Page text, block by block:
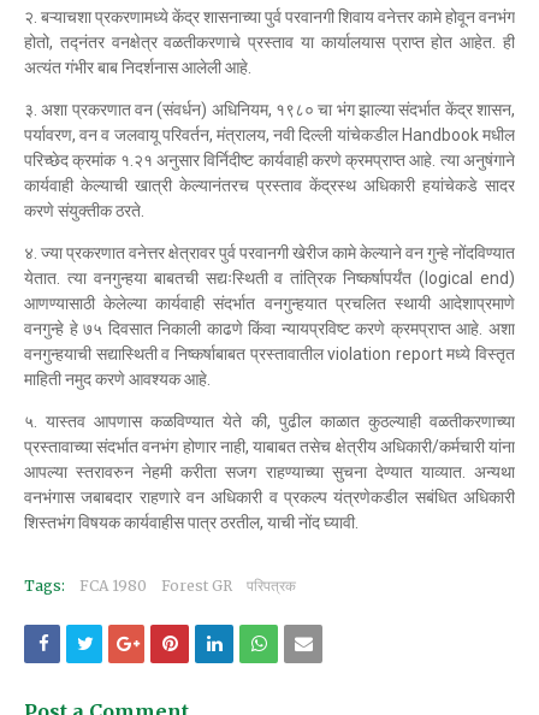
२. बऱ्याचशा प्रकरणामध्ये केंद्र शासनाच्या पुर्व परवानगी शिवाय वनेत्तर कामे होवून वनभंग
होतो, तद्नंतर वनक्षेत्र वळतीकरणाचे प्रस्ताव या कार्यालयास प्राप्त होत आहेत. ही
अत्यंत गंभीर बाब निदर्शनास आलेली आहे.
३. अशा प्रकरणात वन (संवर्धन) अधिनियम, १९८० चा भंग झाल्या संदर्भात केंद्र शासन,
पर्यावरण, वन व जलवायू परिवर्तन, मंत्रालय, नवी दिल्ली यांचेकडील Handbook मधील
परिच्छेद क्रमांक १.२१ अनुसार विर्निदीष्ट कार्यवाही करणे क्रमप्राप्त आहे. त्या अनुषंगाने
कार्यवाही केल्याची खात्री केल्यानंतरच प्रस्ताव केंद्रस्थ अधिकारी हयांचेकडे सादर
करणे संयुक्तीक ठरते.
४. ज्या प्रकरणात वनेत्तर क्षेत्रावर पुर्व परवानगी खेरीज कामे केल्याने वन गुन्हे नोंदविण्यात
येतात. त्या वनगुन्हया बाबतची सद्यःस्थिती व तांत्रिक निष्कर्षापर्यंत (logical end)
आणण्यासाठी केलेल्या कार्यवाही संदर्भात वनगुन्हयात प्रचलित स्थायी आदेशाप्रमाणे
वनगुन्हे हे ७५ दिवसात निकाली काढणे किंवा न्यायप्रविष्ट करणे क्रमप्राप्त आहे. अशा
वनगुन्हयाची सद्यास्थिती व निष्कर्षाबाबत प्रस्तावातील violation report मध्ये विस्तृत
माहिती नमुद करणे आवश्यक आहे.
५. यास्तव आपणास कळविण्यात येते की, पुढील काळात कुठल्याही वळतीकरणाच्या
प्रस्तावाच्या संदर्भात वनभंग होणार नाही, याबाबत तसेच क्षेत्रीय अधिकारी/कर्मचारी यांना
आपल्या स्तरावरुन नेहमी करीता सजग राहण्याच्या सुचना देण्यात याव्यात. अन्यथा
वनभंगास जबाबदार राहणारे वन अधिकारी व प्रकल्प यंत्रणेकडील सबंधित अधिकारी
शिस्तभंग विषयक कार्यवाहीस पात्र ठरतील, याची नोंद घ्यावी.
Tags: FCA 1980 Forest GR परिपत्रक